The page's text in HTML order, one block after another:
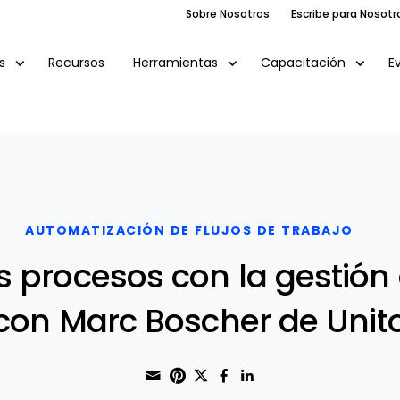
Sobre Nosotros Escribe para
Recursos Herramientas Capacitación
AUTOMATIZACIÓN DE FLUJOS DE TRABAJO
procesos con la
Marc Boscher de
Share through Email
Print this page
Share on Pinterest
Share on Twitter
Share on Facebook